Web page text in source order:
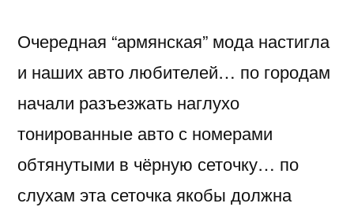
Очередная “армянская” мода настигла
и наших авто любителей… по городам
начали разъезжать наглухо
тонированные авто с номерами
обтянутыми в чёрную сеточку… по
слухам эта сеточка якобы должна